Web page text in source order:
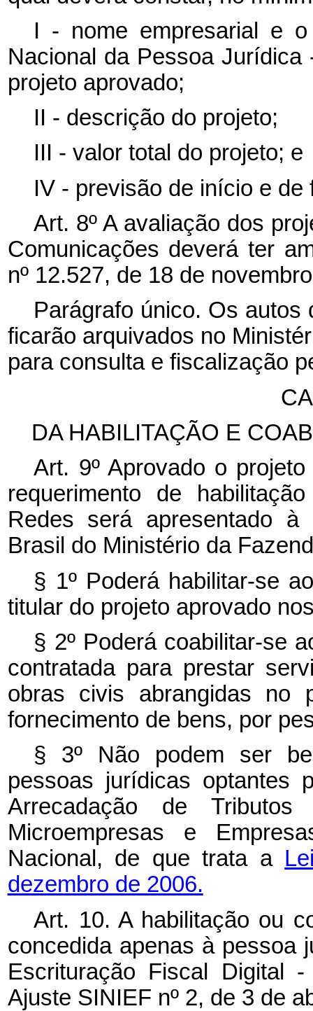
I - nome empresarial e
Nacional da Pessoa
projeto aprovado;
II - descrição do projeto;
III - valor total do projeto; e
IV - previsão de início e
Art. 8º A avaliação dos
Comunicações deverá ter
nº 12.527, de 18 de
Parágrafo único. Os
ficarão arquivados no
para consulta e fiscalização
DA HABILITAÇÃO E
Art. 9º Aprovado o
requerimento de
Redes será apresentado
Brasil do Ministério da
§ 1º Poderá habilitar-se
titular do projeto aprovado
§ 2º Poderá coabilitar-se
contratada para prestar
obras civis abrangidas no
fornecimento de bens, por
§ 3º Não podem ser
pessoas jurídicas optantes
Arrecadação de
Microempresas e
Nacional, de que trata a
dezembro de 2006.
Art. 10. A habilitação ou
concedida apenas à pessoa
Escrituração Fiscal Digital
Ajuste SINIEF nº 2, de 3 de